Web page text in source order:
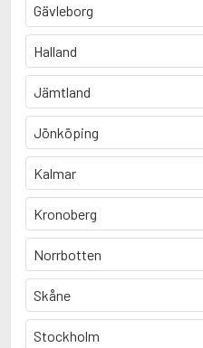
Gävleborg
Halland
Jämtland
Jönköping
Kalmar
Kronoberg
Norrbotten
Skåne
Stockholm